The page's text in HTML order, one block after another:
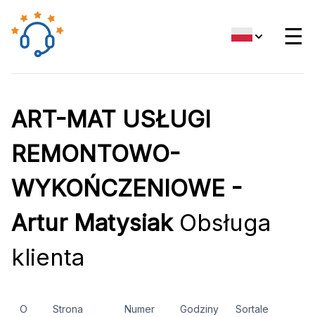
☰
ART-MAT USŁUGI
REMONTOWO-
WYKOŃCZENIOWE -
Artur MatysiakObsługa
klienta
O
Strona
Numer
Godziny
Sortale